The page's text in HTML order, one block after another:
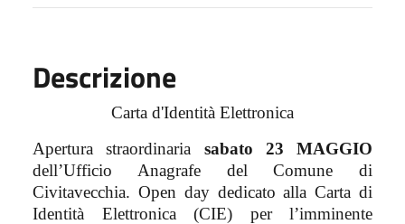
Descrizione
Carta d'Identità Elettronica
Apertura straordinaria sabato 23 MAGGIO
dell’Ufficio Anagrafe del Comune di
Civitavecchia. Open day dedicato alla Carta di
Identità Elettronica (CIE) per l’imminente